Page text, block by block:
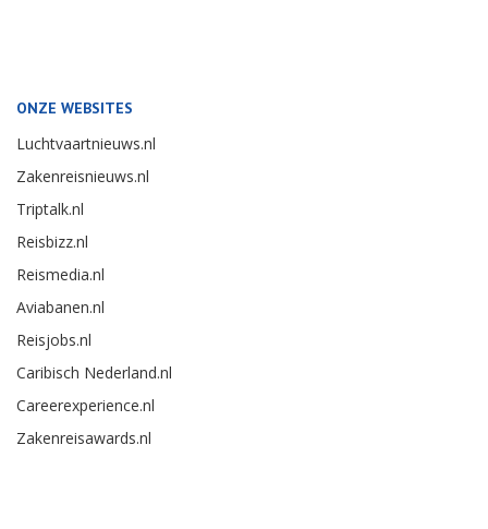
ONZE WEBSITES
Luchtvaartnieuws.nl
Zakenreisnieuws.nl
Triptalk.nl
Reisbizz.nl
Reismedia.nl
Aviabanen.nl
Reisjobs.nl
Caribisch Nederland.nl
Careerexperience.nl
Zakenreisawards.nl